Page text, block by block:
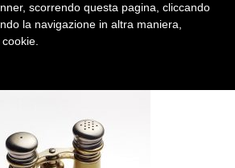
scorrendo questa pagina, cliccando
la navigazione in altra maniera,